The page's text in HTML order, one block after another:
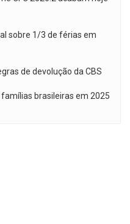
sobre 1/3 de férias em
de devolução da CBS
brasileiras em 2025